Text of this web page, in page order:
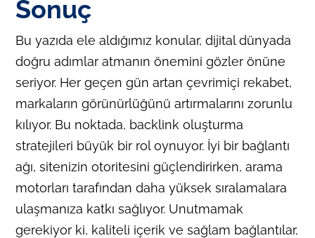
Sonuç
Bu yazıda ele aldığımız konular, dijital dünyada
doğru adımlar atmanın önemini gözler önüne
seriyor. Her geçen gün artan çevrimiçi rekabet,
markaların görünürlüğünü artırmalarını zorunlu
kılıyor. Bu noktada, backlink oluşturma
stratejileri büyük bir rol oynuyor. İyi bir bağlantı
ağı, sitenizin otoritesini güçlendirirken, arama
motorları tarafından daha yüksek sıralamalara
ulaşmanıza katkı sağlıyor. Unutmamak
gerekiyor ki, kaliteli içerik ve sağlam bağlantılar,